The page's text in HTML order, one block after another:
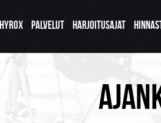
HYROX PALVELUT HARJOITUSAJAT